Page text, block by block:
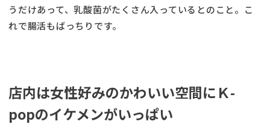
うだけあって、乳酸菌がたくさん入っているとのこと。こ
れで腸活もばっちりです。
店内は女性好みのかわいい空間にＫ-
popのイケメンがいっぱい